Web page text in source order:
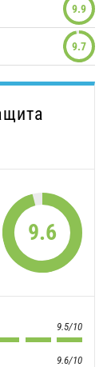
9.9
9.7
9.6
9.5/10
9.6/10